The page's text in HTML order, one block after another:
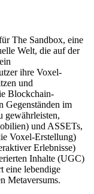
The Sandbox, eine
Welt, die auf der
ihre Voxel-
und
Blockchain-
Gegenständen im
gewährleisten,
und ASSETs,
Voxel-Erstellung)
Erlebnisse)
Inhalte (UGC)
eine lebendige
Metaversums.